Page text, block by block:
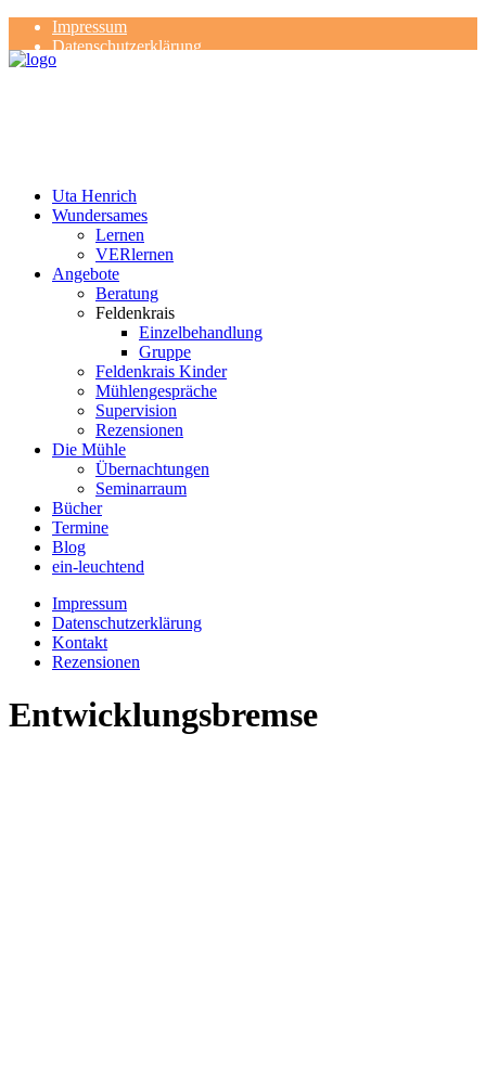
Impressum
Datenschutzerklärung
Kontakt
Uta Henrich
Wundersames
Lernen
VERlernen
Angebote
Beratung
Feldenkrais
Einzelbehandlung
Gruppe
Feldenkrais Kinder
Mühlengespräche
Supervision
Rezensionen
Die Mühle
Übernachtungen
Seminarraum
Bücher
Termine
Blog
ein-leuchtend
Impressum
Datenschutzerklärung
Kontakt
Rezensionen
Entwicklungsbremse